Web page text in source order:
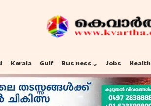
Kerala Gulf Business Jobs Health